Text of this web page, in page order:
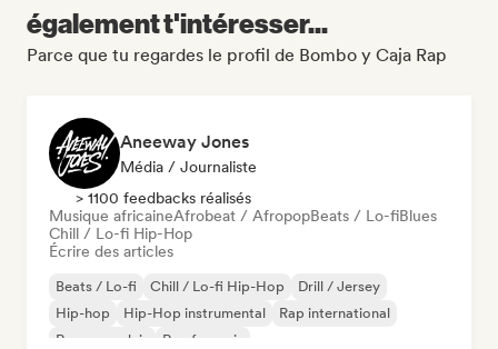
également t'intéresser...
Parce que tu regardes le profil de Bombo y Caja Rap
Aneeway Jones
Média / Journaliste
> 1100 feedbacks réalisés
Musique africaineAfrobeat / AfropopBeats / Lo-fiBlues
Chill / Lo-fi Hip-Hop
Écrire des articles
Beats / Lo-fi Chill / Lo-fi Hip-Hop
Drill / Jersey
Hip-hop
Hip-Hop instrumental
Rap international
Rap en anglais
Rap francais